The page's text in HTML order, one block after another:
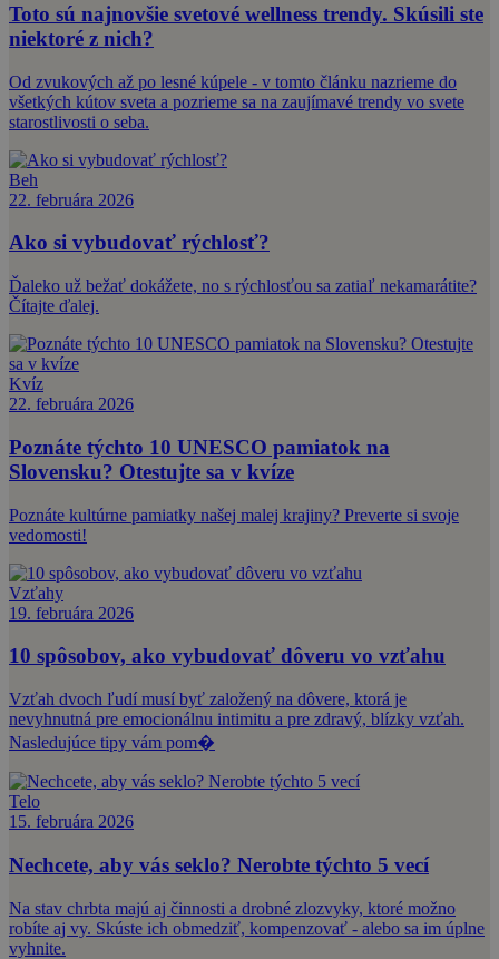
Toto sú najnovšie svetové wellness trendy. Skúsili ste
niektoré z nich?
Od zvukových až po lesné kúpele - v tomto článku nazrieme do
všetkých kútov sveta a pozrieme sa na zaujímavé trendy vo svete
starostlivosti o seba.
Beh
22. februára 2026
Ako si vybudovať rýchlosť?
Ďaleko už bežať dokážete, no s rýchlosťou sa zatiaľ nekamarátite?
Čítajte ďalej.
Kvíz
22. februára 2026
Poznáte týchto 10 UNESCO pamiatok na
Slovensku? Otestujte sa v kvíze
Poznáte kultúrne pamiatky našej malej krajiny? Preverte si svoje
vedomosti!
Vzťahy
19. februára 2026
10 spôsobov, ako vybudovať dôveru vo vzťahu
Vzťah dvoch ľudí musí byť založený na dôvere, ktorá je
nevyhnutná pre emocionálnu intimitu a pre zdravý, blízky vzťah.
Nasledujúce tipy vám pom�
Telo
15. februára 2026
Nechcete, aby vás seklo? Nerobte týchto 5 vecí
Na stav chrbta majú aj činnosti a drobné zlozvyky, ktoré možno
robíte aj vy. Skúste ich obmedziť, kompenzovať - alebo sa im úplne
vyhnite.